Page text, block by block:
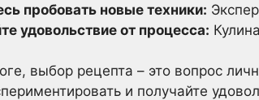
пробовать новые техники:
удовольствие от процесса:
выбор рецепта – это вопрос
и получайте